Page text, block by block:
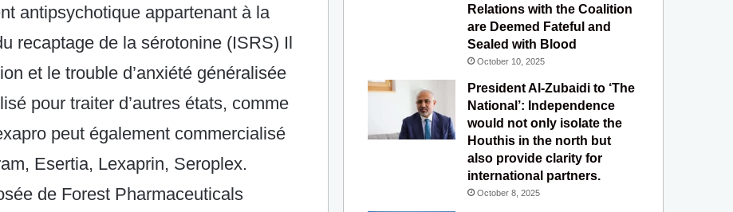
antipsychotique appartenant à la
recaptage de la sérotonine (ISRS) Il
et le trouble d’anxiété généralisée
pour traiter d’autres états, comme
peut également commercialisé
Esertia, Lexaprin, Seroplex.
de Forest Pharmaceuticals
Relations with the Coalition
are Deemed Fateful and
Sealed with Blood
October 10, 2025
President Al-Zubaidi to ‘The
National’: Independence
would not only isolate the
Houthis in the north but
also provide clarity for
international partners.
October 8, 2025